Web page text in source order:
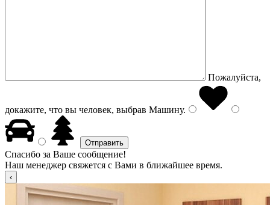
Пожалуйста,
докажите, что вы человек, выбрав Машину.
Спасибо за Ваше сообщение!
Наш менеджер свяжется с Вами в ближайшее время.